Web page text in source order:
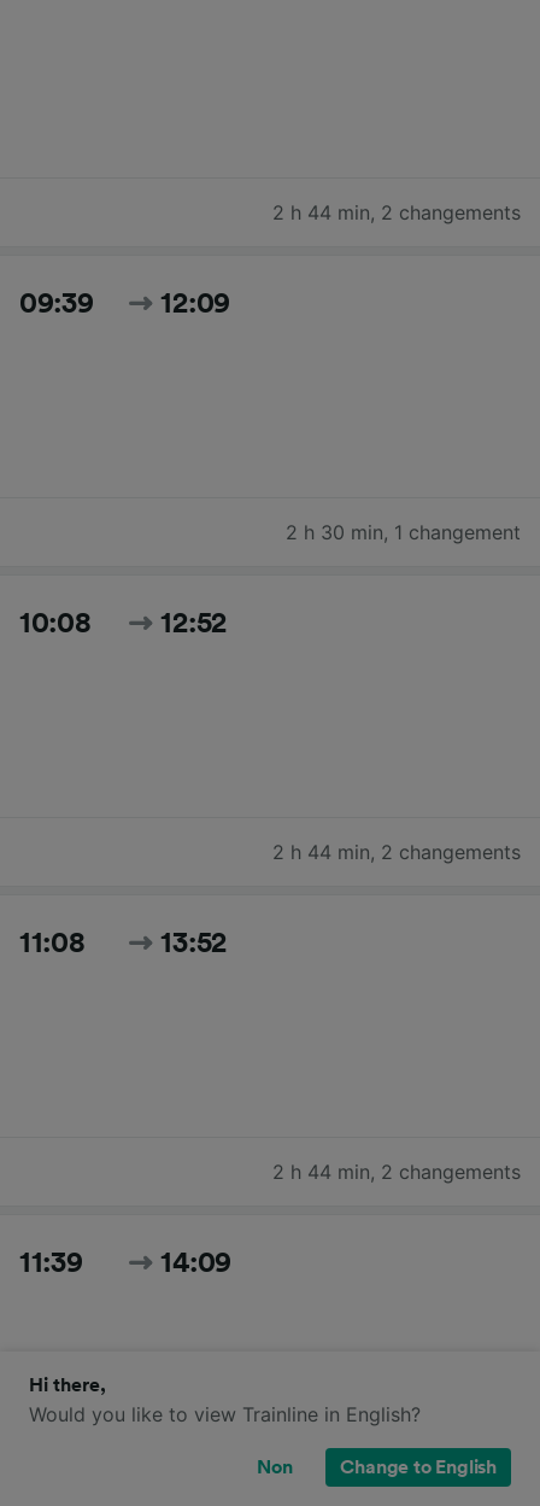
2 h 44 min, 2 changements
09:39 12:09
2 h 30 min, 1 changement
10:08 12:52
2 h 44 min, 2 changements
11:08 13:52
2 h 44 min, 2 changements
11:39 14:09
2 h 30 min,1 changement
Hi there,
Would you like to view Trainline in English?
Non Change to English